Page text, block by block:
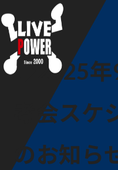
◆2025年
考会スケ
のお知ら